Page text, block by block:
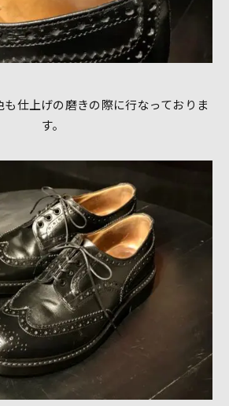
も仕上げの磨きの際に行なっておりま
す。